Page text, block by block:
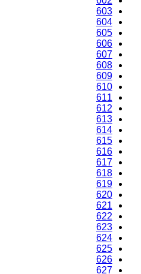
603
604
605
606
607
608
609
610
611
612
613
614
615
616
617
618
619
620
621
622
623
624
625
626
627